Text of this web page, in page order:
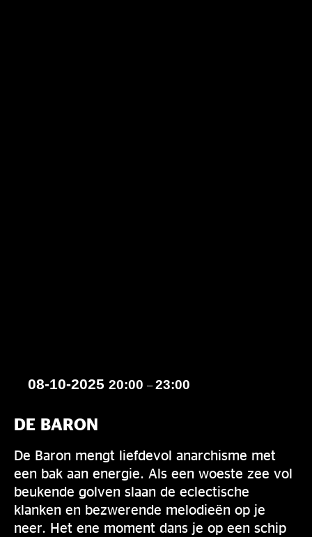
08-10-2025 20:00 –23:00
DE BARON
De Baron mengt liefdevol anarchisme met
een bak aan energie. Als een woeste zee vol
beukende golven slaan de eclectische
klanken en bezwerende melodieën op je
neer. Het ene moment dans je op een schip